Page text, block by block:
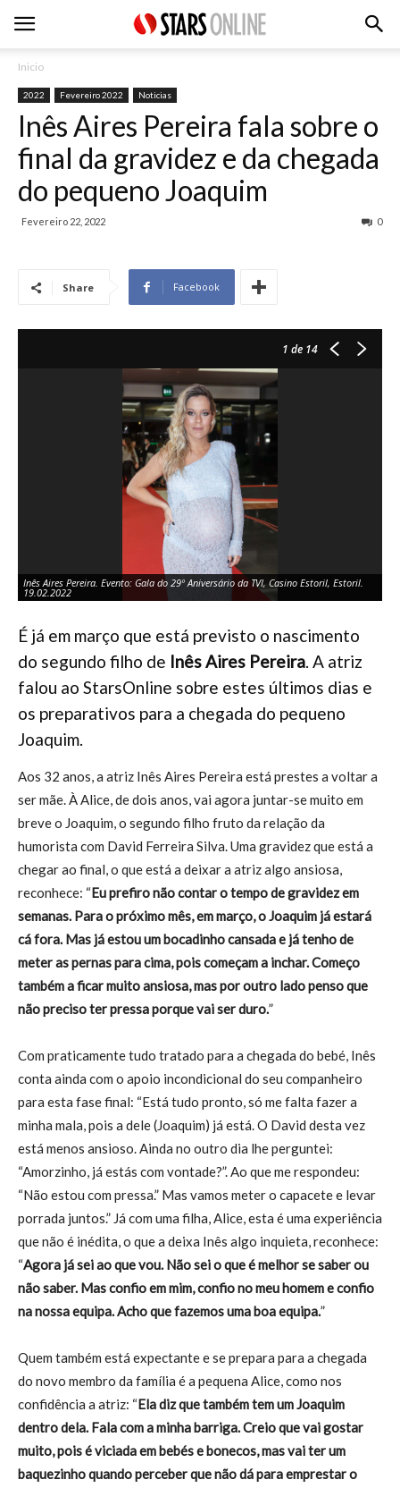
Inicio
2022 Fevereiro 2022 Noticias
Inês Aires Pereira fala sobre o
final da gravidez e da chegada
do pequeno Joaquim
Fevereiro 22, 2022 0
Share Facebook
1 de 14
Inês Aires Pereira. Evento: Gala do 29º Aniversário da TVI, Casino Estoril, Estoril.
19.02.2022
É já em março que está previsto o nascimento
do segundo filho de Inês Aires Pereira. A atriz
falou ao StarsOnline sobre estes últimos dias e
os preparativos para a chegada do pequeno
Joaquim.
Aos 32 anos, a atriz Inês Aires Pereira está prestes a voltar a
ser mãe. À Alice, de dois anos, vai agora juntar-se muito em
breve o Joaquim, o segundo filho fruto da relação da
humorista com David Ferreira Silva. Uma gravidez que está a
chegar ao final, o que está a deixar a atriz algo ansiosa,
reconhece: “Eu prefiro não contar o tempo de gravidez em
semanas. Para o próximo mês, em março, o Joaquim já estará
cá fora. Mas já estou um bocadinho cansada e já tenho de
meter as pernas para cima, pois começam a inchar. Começo
também a ficar muito ansiosa, mas por outro lado penso que
não preciso ter pressa porque vai ser duro.”
Com praticamente tudo tratado para a chegada do bebé, Inês
conta ainda com o apoio incondicional do seu companheiro
para esta fase final: “Está tudo pronto, só me falta fazer a
minha mala, pois a dele (Joaquim) já está. O David desta vez
está menos ansioso. Ainda no outro dia lhe perguntei:
“Amorzinho, já estás com vontade?”. Ao que me respondeu:
“Não estou com pressa.” Mas vamos meter o capacete e levar
porrada juntos.” Já com uma filha, Alice, esta é uma experiência
que não é inédita, o que a deixa Inês algo inquieta, reconhece:
“Agora já sei ao que vou. Não sei o que é melhor se saber ou
não saber. Mas confio em mim, confio no meu homem e confio
na nossa equipa. Acho que fazemos uma boa equipa.”
Quem também está expectante e se prepara para a chegada
do novo membro da família é a pequena Alice, como nos
confidência a atriz: “Ela diz que também tem um Joaquim
dentro dela. Fala com a minha barriga. Creio que vai gostar
muito, pois é viciada em bebés e bonecos, mas vai ter um
baquezinho quando perceber que não dá para emprestar o